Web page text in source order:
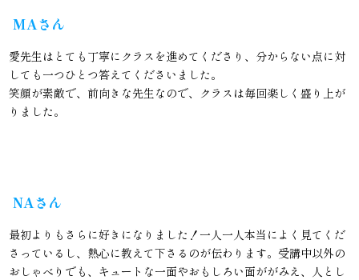
MAさん
愛先生はとても丁寧にクラスを進めてくださり、分からない点に対
しても一つひとつ答えてくださいました。
笑顔が素敵で、前向きな先生なので、クラスは毎回楽しく盛り上が
りました。
NAさん
最初よりもさらに好きになりました！一人一人本当によく見てくだ
さっているし、熱心に教えて下さるのが伝わります。受講中以外の
おしゃべりでも、キュートな一面やおもしろい面ががみえ、人とし